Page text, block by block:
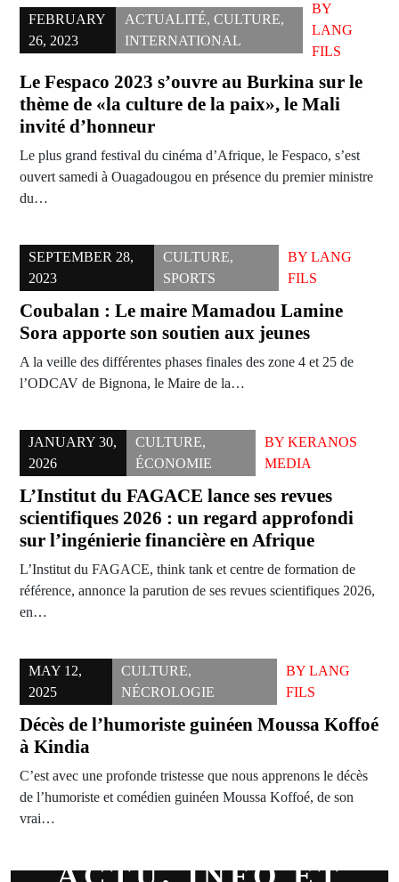
FEBRUARY
26, 2023
ACTUALITÉ,CULTURE,
INTERNATIONAL
BY
LANG
FILS
Le Fespaco 2023 s’ouvre au Burkina sur le
thème de «la culture de la paix», le Mali
invité d’honneur
Le plus grand festival du cinéma d’Afrique, le Fespaco, s’est
ouvert samedi à Ouagadougou en présence du premier ministre
du…
SEPTEMBER 28,
2023
CULTURE,
SPORTS
BYLANG
FILS
Coubalan : Le maire Mamadou Lamine
Sora apporte son soutien aux jeunes
A la veille des différentes phases finales des zone 4 et 25 de
l’ODCAV de Bignona, le Maire de la…
JANUARY 30,
2026
CULTURE,
ÉCONOMIE
BY KERANOS
MEDIA
L’Institut du FAGACE lance ses revues
scientifiques 2026 : un regard approfondi
sur l’ingénierie financière en Afrique
L’Institut du FAGACE, think tank et centre de formation de
référence, annonce la parution de ses revues scientifiques 2026,
en…
MAY 12,
2025
CULTURE,
NÉCROLOGIE
BY LANG
FILS
Décès de l’humoriste guinéen Moussa Koffoé
à Kindia
C’est avec une profonde tristesse que nous apprenons le décès
de l’humoriste et comédien guinéen Moussa Koffoé, de son
vrai…